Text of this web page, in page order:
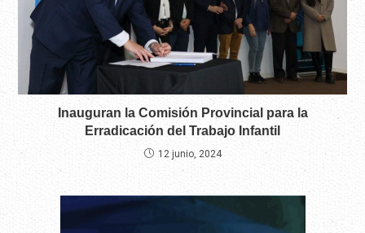
Inauguran la Comisión Provincial para la
Erradicación del Trabajo Infantil
12 junio, 2024